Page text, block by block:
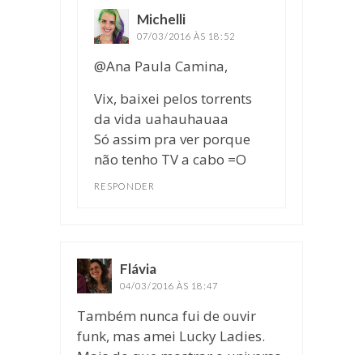
Michelli
07/03/2016 ÀS 18:52
@Ana Paula Camina,
Vix, baixei pelos torrents
da vida uahauhauaa
Só assim pra ver porque
não tenho TV a cabo =O
RESPONDER
Flávia
04/03/2016 ÀS 18:47
Também nunca fui de ouvir
funk, mas amei Lucky Ladies.